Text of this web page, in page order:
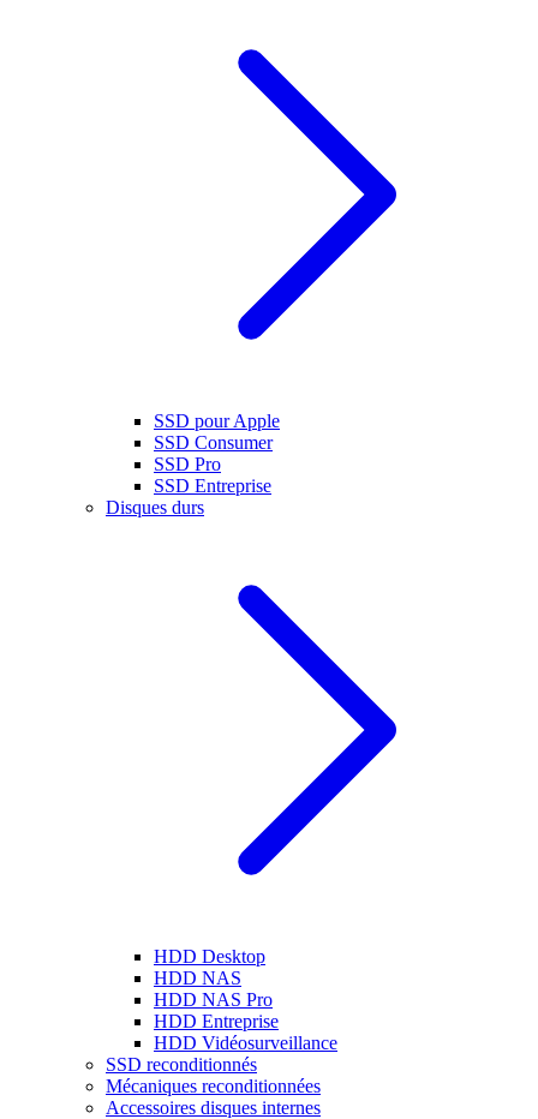
SSD pour Apple
SSD Consumer
SSD Pro
SSD Entreprise
Disques durs
HDD Desktop
HDD NAS
HDD NAS Pro
HDD Entreprise
HDD Vidéosurveillance
SSD reconditionnés
Mécaniques reconditionnées
Accessoires disques internes